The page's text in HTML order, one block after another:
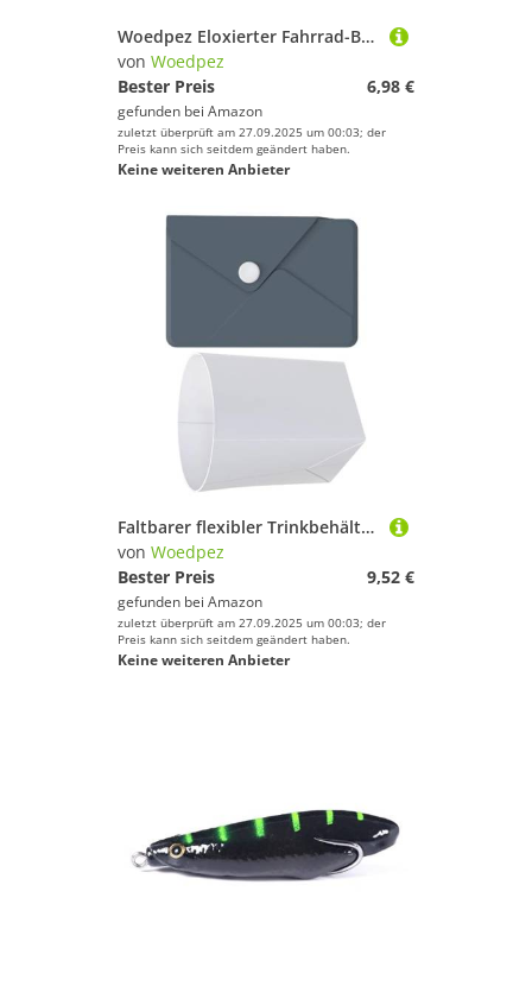
Woedpez Eloxierter Fahrrad-Bremsleitungsadapter, 5 Leitungen, direkte Verbindung, wetterfeste Aluminiumlegierung, Anschluss aus eloxiertem Aluminium, verbessertes Teil
von Woedpez
Bester Preis
6,98 €
gefunden bei Amazon
zuletzt überprüft am 27.09.2025 um 00:03; der
Preis kann sich seitdem geändert haben.
Keine weiteren Anbieter
Faltbarer flexibler Trinkbehälter mit Aufbewahrungskoffer, hitze- und kältebeständig, Wasserbecher für Reisen, Rucksackreisen, kompakte Sport-Wasserflaschen
von Woedpez
Bester Preis
9,52 €
gefunden bei Amazon
zuletzt überprüft am 27.09.2025 um 00:03; der
Preis kann sich seitdem geändert haben.
Keine weiteren Anbieter